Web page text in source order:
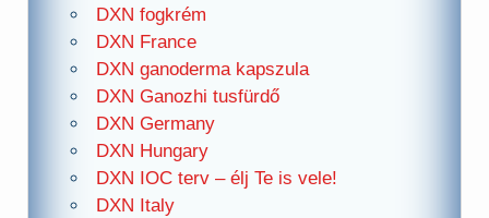
DXN fogkrém
DXN France
DXN ganoderma kapszula
DXN Ganozhi tusfürdő
DXN Germany
DXN Hungary
DXN IOC terv – élj Te is vele!
DXN Italy